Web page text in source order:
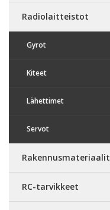
Radiolaitteistot
Gyrot
Kiteet
Lähettimet
Servot
Rakennusmateriaalit
RC-tarvikkeet